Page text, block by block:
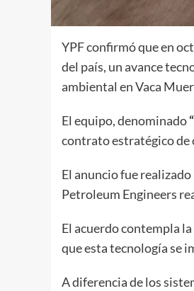
YPF confirmó que en
del país, un avance
ambiental en Vaca
El equipo, denominado
contrato estratégico de
El anuncio fue
Petroleum Engineers
El acuerdo contempla
que esta tecnología se
A diferencia de los